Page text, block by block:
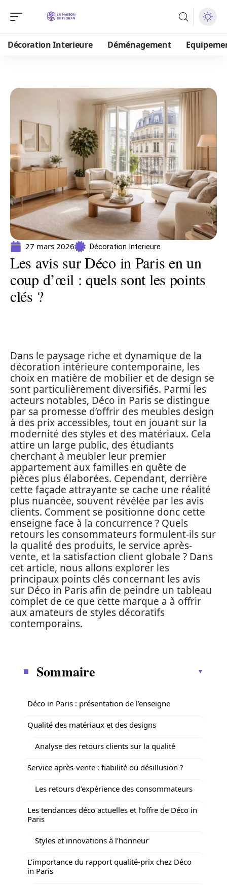
Décoration Interieure Déménagement
27 mars 2026 Décoration Interieure
Les avis sur Déco in Paris en un
coup d’œil : quels sont les points
clés ?
Dans le paysage riche et dynamique de la
décoration intérieure contemporaine, les
choix en matière de mobilier et de design se
sont particulièrement diversifiés. Parmi les
acteurs notables, Déco in Paris se distingue
par sa promesse d’offrir des meubles design
à des prix accessibles, tout en jouant sur la
modernité des styles et des matériaux. Cela
attire un large public, des étudiants
cherchant à meubler leur premier
appartement aux familles en quête de
pièces plus élaborées. Cependant, derrière
cette façade attrayante se cache une réalité
plus nuancée, souvent révélée par les avis
clients. Comment se positionne donc cette
enseigne face à la concurrence ? Quels
retours les consommateurs formulent-ils sur
la qualité des produits, le service après-
vente, et la satisfaction client globale ? Dans
cet article, nous allons explorer les
principaux points clés concernant les avis
sur Déco in Paris afin de peindre un tableau
complet de ce que cette marque a à offrir
aux amateurs de styles décoratifs
contemporains.
Sommaire
Déco in Paris : présentation de l’enseigne
Qualité des matériaux et des designs
Analyse des retours clients sur la qualité
Service après-vente : fiabilité ou désillusion ?
Les retours d’expérience des consommateurs
Les tendances déco actuelles et l’offre de Déco in
Paris
Styles et innovations à l’honneur
L’importance du rapport qualité-prix chez Déco
in Paris